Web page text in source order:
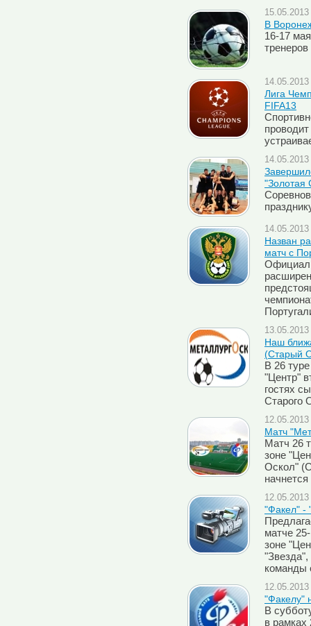
В
16-17
Лига
FIFA13
"Золотая
Назван
матч с
Наш
(Старый
В 26
"Центр"
гостях
Старого
Матч
Матч 26
зоне
Оскол"
"Факел" -
матче
зоне
команды
"Факелу"
В
в рамках